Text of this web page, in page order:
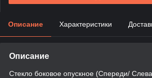
Описание Характеристики
Описание
Стекло боковое опускное (Спереди/